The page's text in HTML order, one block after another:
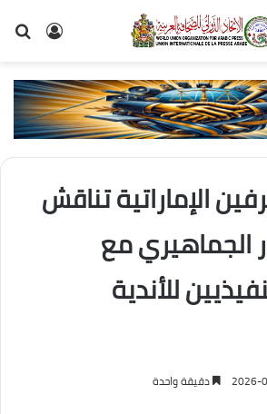
تسجيل
الإماراتية تناقش
الجماهيري مع
للأندية
2026- دقيقة واحدة